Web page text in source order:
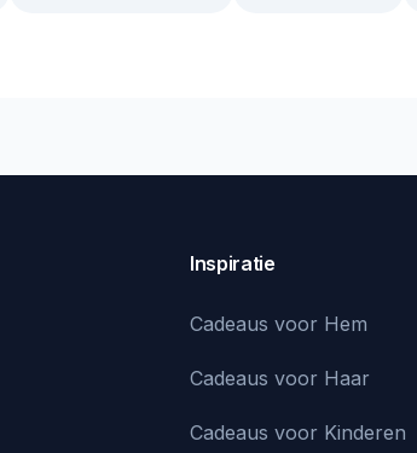
Inspiratie
Cadeaus voor Hem
Cadeaus voor Haar
Cadeaus voor Kinderen